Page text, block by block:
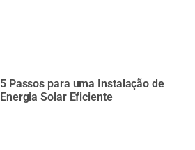
5 Passos para uma Instalação de
Energia Solar Eficiente